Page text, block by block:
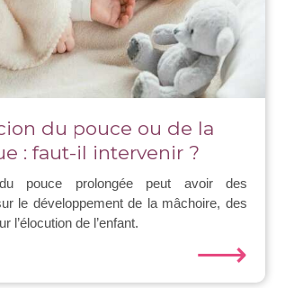
du pouce ou de la
: faut-il intervenir ?
pouce prolongée peut avoir des
le développement de la mâchoire, des
l’élocution de l’enfant.
⟶